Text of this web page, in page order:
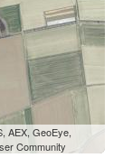
AEX, GeoEye,
Community